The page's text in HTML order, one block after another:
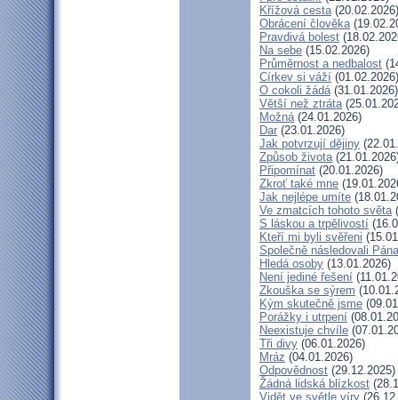
Křížová cesta(20.02.2026)
Obrácení člověka
Pravdivá bolest
Na sebe (15.02.2026)
Průměrnost a nedbalost
Církev si váží (01.02.2026)
O cokoli žádá(31.01.2026)
Větší než ztráta
Možná(24.01.2026)
Dar (23.01.2026)
Jak potvrzují dějiny
Způsob života
Připomínat (20.01.2026)
Zkroť také mne
Jak nejlépe umíte
Ve zmatcích tohoto světa
S láskou a trpělivostí
Kteří mi byli svěřeni
Společně následovali Pána
Hledá osoby (13.01.2026)
Není jediné řešení
Zkouška se sýrem
Kým skutečně jsme
Porážky i utrpení
Neexistuje chvíle
Tři divy (06.01.2026)
Mráz (04.01.2026)
Odpovědnost (29.12.2025)
Žádná lidská blízkost
Vidět ve světle víry